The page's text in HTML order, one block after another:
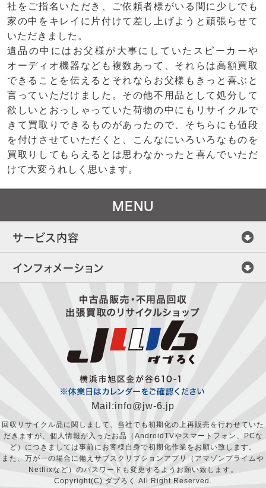
社をご指名いただき、ご依頼者様がいる間に少しでも
家の中をキレイに片付けて差し上げようと頑張らせて
いただきました。
遺品の中にはお父様が大事にしていたスピーカーや
オーディオ機器なども複数あって、それらは高額買取
できることを伝えるとそれならお父様もきっと喜ぶと
言っていただけました。その他不用品として処分して
欲しいとおっしゃっていた荷物の中にもリサイクルで
きて買取りできるものがあったので、そちらにも値段
を付けさせていただくと、こんなにいろいろなものを
買取りしてもらえるとは思わなかったと喜んでいただ
けて大変うれしく思います。
MENU
サービス内容
インフォメーション
Mail:info@jw-6.jp
回収リサイクル品に関しまして、当社でも初期化の上再販売を行わせていた
だきますが、個人情報が入ったお品（AndroidTVやスマートフォン、PCな
ど）につきましては事前にお客様自身で初期化作業をお願い致します。
また、万が一の場合に備えサブスクリプションアプリ（アマゾンプライムや
Netflixなど）のパスワードも変更するようお願い致します。
Copyright(C) ダブろく All Right Reserved.